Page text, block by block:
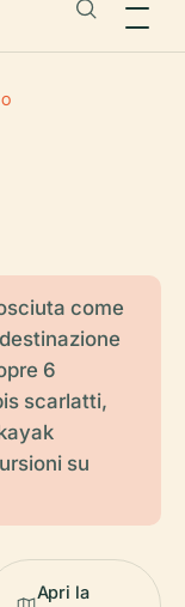
come
6
scarlatti,
su
Apri la